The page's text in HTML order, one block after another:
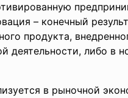
– конечный
продукта,
деятельности, либо в
в рыночной